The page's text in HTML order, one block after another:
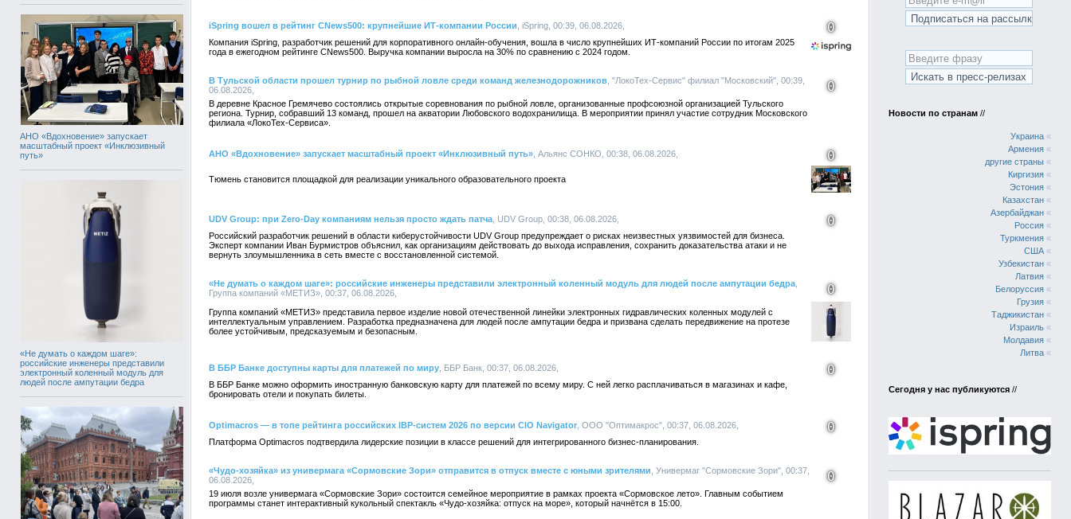
АНО «Вдохновение» запускает
масштабный проект «Инклюзивный
путь»
«Не думать о каждом шаге»:
российские инженеры представили
электронный коленный модуль для
людей после ампутации бедра
iSpring вошел в рейтинг CNews500: крупнейшие ИТ-компании России , iSpring, 00:39, 06.08.2026, 0
Компания iSpring, разработчик решений для корпоративного онлайн-обучения, вошла в число крупнейших ИТ-компаний России по итогам 2025
года в ежегодном рейтинге CNews500. Выручка компании выросла на 30% по сравнению с 2024 годом.
В Тульской области прошел турнир по рыбной ловле среди команд железнодорожников , "ЛокоТех-Сервис" филиал "Московский", 00:39,
06.08.2026,
0
В деревне Красное Гремячево состоялись открытые соревнования по рыбной ловле, организованные профсоюзной организацией Тульского
региона. Турнир, собравший 13 команд, прошел на акватории Любовского водохранилища. В мероприятии принял участие сотрудник Московского
филиала «ЛокоТех-Сервиса».
АНО «Вдохновение» запускает масштабный проект «Инклюзивный путь» , Альянс СОНКО, 00:38, 06.08.2026, 0
Тюмень становится площадкой для реализации уникального образовательного проекта
UDV Group: при Zero-Day компаниям нельзя просто ждать патча , UDV Group, 00:38, 06.08.2026, 0
Российский разработчик решений в области киберустойчивости UDV Group предупреждает о рисках неизвестных уязвимостей для бизнеса.
Эксперт компании Иван Бурмистров объяснил, как организациям действовать до выхода исправления, сохранить доказательства атаки и не
вернуть злоумышленника в сеть вместе с восстановленной системой.
«Не думать о каждом шаге»: российские инженеры представили электронный коленный модуль для людей после ампутации бедра
Группа компаний «МЕТИЗ», 00:37, 06.08.2026,
0
Группа компаний «МЕТИЗ» представила первое изделие новой отечественной линейки электронных гидравлических коленных модулей с
интеллектуальным управлением. Разработка предназначена для людей после ампутации бедра и призвана сделать передвижение на протезе
более устойчивым, предсказуемым и безопасным.
В ББР Банке доступны карты для платежей по миру , ББР Банк, 00:37, 06.08.2026, 0
В ББР Банке можно оформить иностранную банковскую карту для платежей по всему миру. С ней легко расплачиваться в магазинах и кафе,
бронировать отели и покупать билеты.
Optimacros — в топе рейтинга российских IBP-систем 2026 по версии CIO Navigator , ООО "Оптимакрос", 00:37, 06.08.2026, 0
Платформа Optimacros подтвердила лидерские позиции в классе решений для интегрированного бизнес-планирования.
«Чудо-хозяйка» из универмага «Сормовские Зори» отправится в отпуск вместе с юными зрителями , Универмаг "Сормовские Зори", 00:37,
06.08.2026,
0
19 июля возле универмага «Сормовские Зори» состоится семейное мероприятие в рамках проекта «Сормовское лето». Главным событием
программы станет интерактивный кукольный спектакль «Чудо-хозяйка: отпуск на море», который начнётся в 15:00.
Новости по странам //
Украина «
Армения «
другие страны «
Киргизия «
Эстония «
Казахстан «
Азербайджан «
Россия «
Туркмения «
США «
Узбекистан «
Латвия «
Белоруссия «
Грузия «
Таджикистан «
Израиль «
Молдавия «
Литва «
Сегодня у нас публикуются //